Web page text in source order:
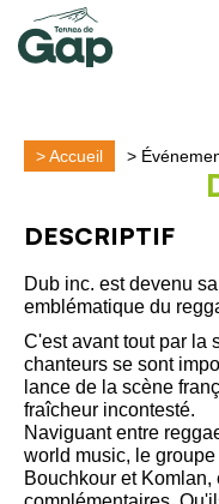
>Accueil >
DESCRIPTIF
Dub inc. est devenu
emblématique du
C'est avant tout par la
chanteurs se sont
lance de la scène
fraîcheur incontesté.
Naviguant entre
world music, le
Bouchkour et